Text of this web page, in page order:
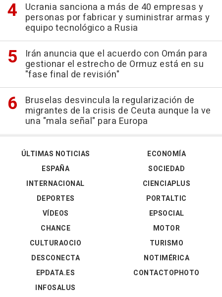
Ucrania sanciona a más de 40 empresas y
personas por fabricar y suministrar armas y
equipo tecnológico a Rusia
Irán anuncia que el acuerdo con Omán para
gestionar el estrecho de Ormuz está en su
"fase final de revisión"
Bruselas desvincula la regularización de
migrantes de la crisis de Ceuta aunque la ve
una "mala señal" para Europa
ÚLTIMAS NOTICIAS
ESPAÑA
INTERNACIONAL
DEPORTES
VÍDEOS
ECONOMÍA
SOCIEDAD
CIENCIAPLUS
PORTALTIC
EPSOCIAL
CHANCE
CULTURAOCIO
DESCONECTA
EPDATA.ES
INFOSALUS
MOTOR
TURISMO
NOTIMÉRICA
CONTACTOPHOTO